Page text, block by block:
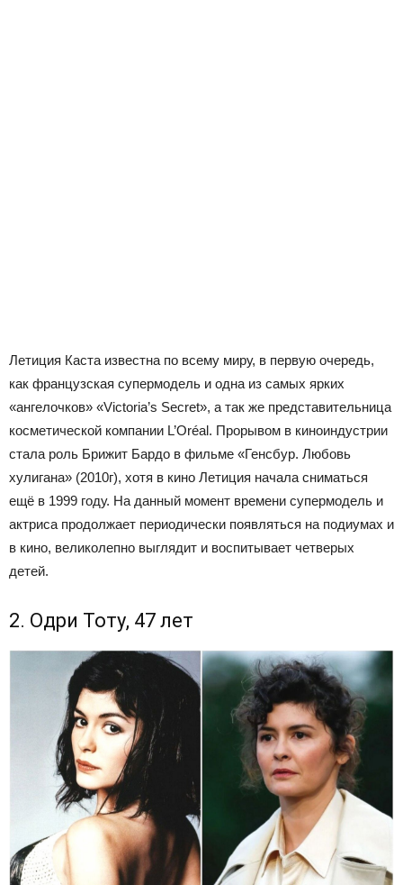
Летиция Каста известна по всему миру, в первую очередь,
как французская супермодель и одна из самых ярких
«ангелочков» «Victoria’s Secret», а так же представительница
косметической компании L’Oréal. Прорывом в киноиндустрии
стала роль Брижит Бардо в фильме «Генсбур. Любовь
хулигана» (2010г), хотя в кино Летиция начала сниматься
ещё в 1999 году. На данный момент времени супермодель и
актриса продолжает периодически появляться на подиумах и
в кино, великолепно выглядит и воспитывает четверых
детей.
2. Одри Тоту, 47 лет